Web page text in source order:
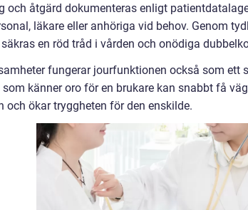
och åtgärd dokumenteras enligt
läkare eller anhöriga vid behov. Genom
en röd tråd i vården och onödiga
fungerar jourfunktionen också som ett
känner oro för en brukare kan snabbt få
och ökar tryggheten för den enskilde.